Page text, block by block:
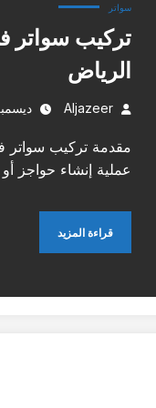
سواتر
تركيب سواتر
الرياض
Aljazeer ديسمبر 9,
مقدمة تركيب
عملية إنشاء حواجز
قراءة المزيد